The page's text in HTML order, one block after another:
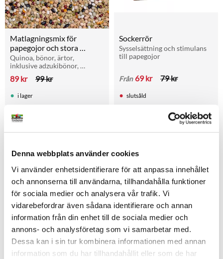
Denna webbplats använder cookies
Vi använder enhetsidentifierare för att anpassa innehållet
och annonserna till användarna, tillhandahålla funktioner
för sociala medier och analysera vår trafik. Vi
vidarebefordrar även sådana identifierare och annan
information från din enhet till de sociala medier och
annons- och analysföretag som vi samarbetar med.
Dessa kan i sin tur kombinera informationen med annan
information som du har tillhandahållit eller som de har
Matlagningsmix för
papegojor och stora
parakiter 1kg
Quinoa, bönor, ärtor,
inklusive adzukibönor,
bönor, kikärter, gula och
89kr 99kr
i lager
Sockerrör
Sysselsättning och stimulans
till papegojor
Från 69kr 79kr
slutsåld
Naturlig kost för många gojor
Lägg till i favoriter
Skyddsmatta till lekpark
259
Lägg